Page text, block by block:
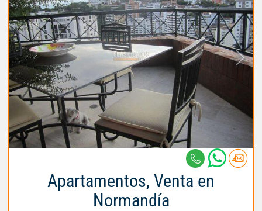
Apartamentos, Venta en
Normandía